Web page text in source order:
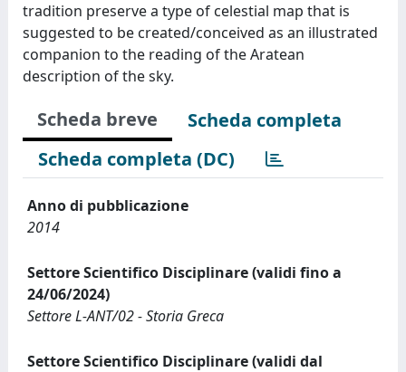
tradition preserve a type of celestial map that is
suggested to be created/conceived as an illustrated
companion to the reading of the Aratean
description of the sky.
Scheda breve
Scheda completa
Scheda completa (DC)
Anno di pubblicazione
2014
Settore Scientifico Disciplinare (validi fino a
24/06/2024)
Settore L-ANT/02 - Storia Greca
Settore Scientifico Disciplinare (validi dal